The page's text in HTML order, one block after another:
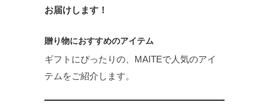
お届けします！
贈り物におすすめのアイテム
ギフトにぴったりの、MAITEで人気のアイ
テムをご紹介します。